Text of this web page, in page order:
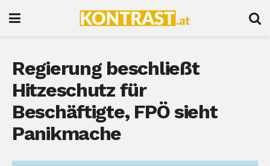
Regierung beschließt
Hitzeschutz für
Beschäftigte, FPÖ sieht
Panikmache